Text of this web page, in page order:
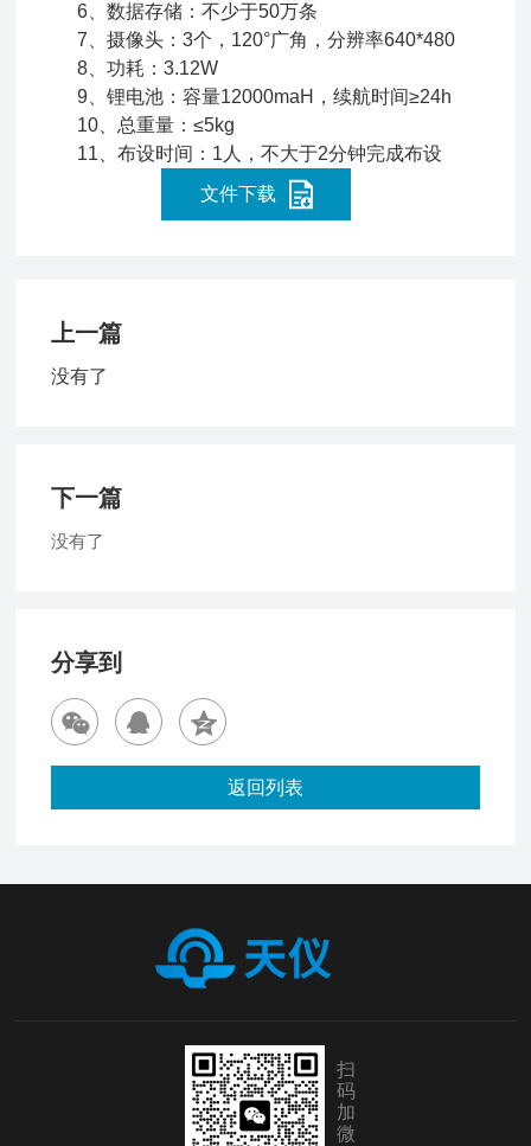
6、数据存储：不少于50万条
7、摄像头：3个，120°广角，分辨率640*480
8、功耗：3.12W
9、锂电池：容量12000maH，续航时间≥24h
10、总重量：≤5kg
11、布设时间：1人，不大于2分钟完成布设
文件下载
上一篇
没有了
下一篇
没有了
分享到
返回列表
扫
码
加
微